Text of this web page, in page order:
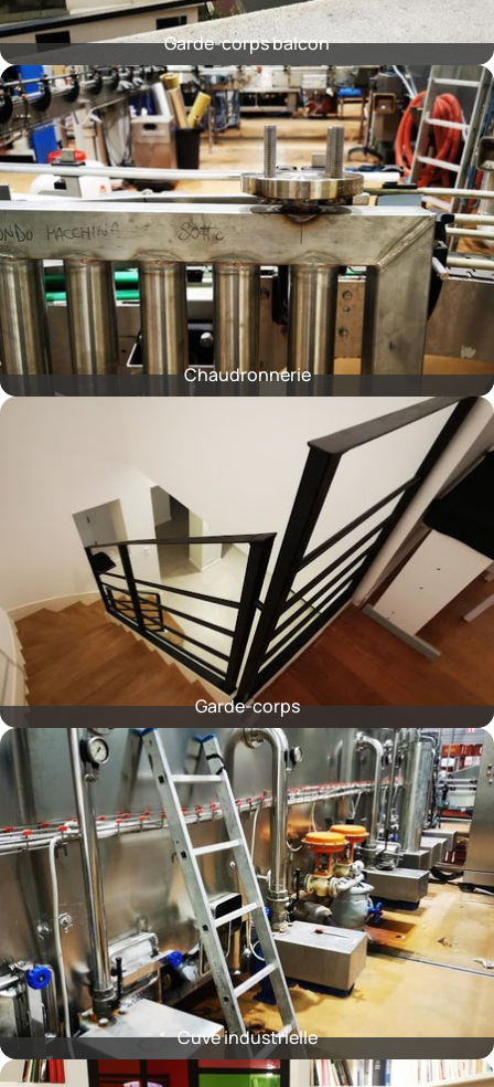
Garde-corps balcon
Chaudronnerie
Garde-corps
Cuve industrielle